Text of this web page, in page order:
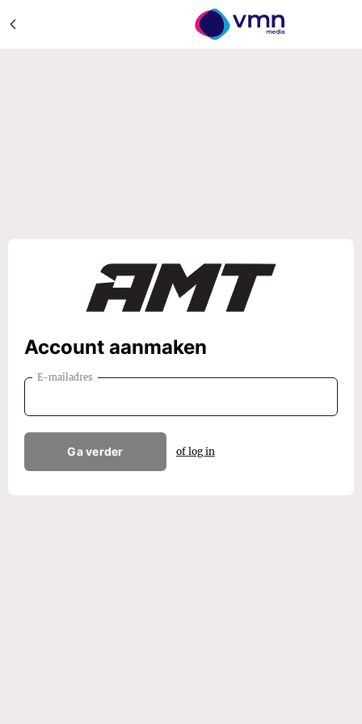
Account aanmaken
E-mailadres
Ga verder of log in